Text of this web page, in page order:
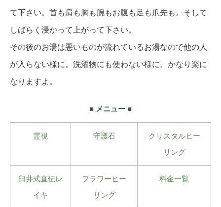
て下さい。首も肩も胸も腕もお腹も足も爪先も。そして
しばらく浸かって上がって下さい。
その後のお湯は悪いものが流れているお湯なので他の人
が入らない様に。洗濯物にも使わない様に。かなり楽に
なりますよ。
■ メニュー ■
霊視 守護石
クリスタルヒー
リング
臼井式直伝レ
イキ
フラワーヒー
リング
料金一覧